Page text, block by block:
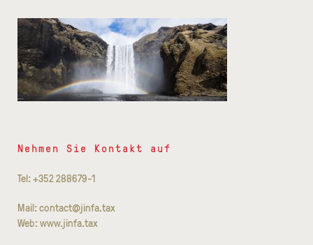
Nehmen Sie Kontakt auf
Tel: +352 288679-1
Mail: contact@jinfa.tax
Web: www.jinfa.tax